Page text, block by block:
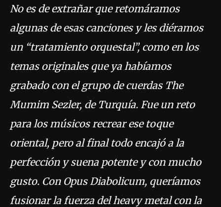
No es de extrañar que retomáramos
algunas de esas canciones y les diéramos
un “tratamiento orquestal”, como en los
temas originales que ya habíamos
grabado con el grupo de cuerdas The
Mumim Sezler, de Turquía. Fue un reto
para los músicos recrear ese toque
oriental, pero al final todo encajó a la
perfección y suena potente y con mucho
gusto. Con Opus Diabolicum, queríamos
fusionar la fuerza del heavy metal con la